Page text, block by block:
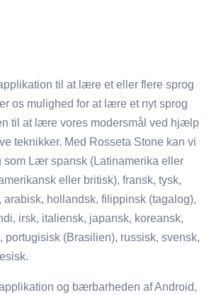
til at lære et eller flere sprog
os mulighed for at lære et nyt sprog
til at lære vores modersmål ved hjælp
teknikker. Med Rosseta Stone kan vi
som Lær spansk (Latinamerika eller
eller britisk), fransk, tysk,
arabisk, hollandsk, filippinsk (tagalog),
irsk, italiensk, japansk, koreansk,
portugisisk (Brasilien), russisk, svensk,
og bærbarheden af ​​Android,